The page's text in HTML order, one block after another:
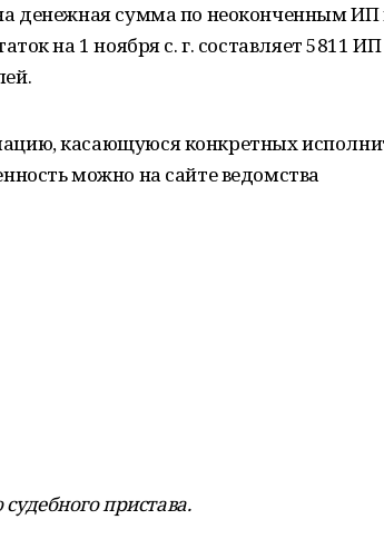
денежная сумма по неоконченным ИП
на 1 ноября с. г. составляет 5811
касающуюся конкретных
можно на сайте ведомства
пристава.